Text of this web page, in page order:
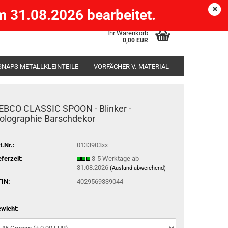
) Kundenlogin
Ihr Warenkorb
0,00 EUR
31.08.2026 bearbeitet.
METALLKLEINTEILE VORFÄCHER V.-MATERIAL
CLASSIC SPOON - Blinker -
Barschdekor
0133903xx
3-5 Werktage ab
31.08.2026 (Ausland abweichend)
4029569339044